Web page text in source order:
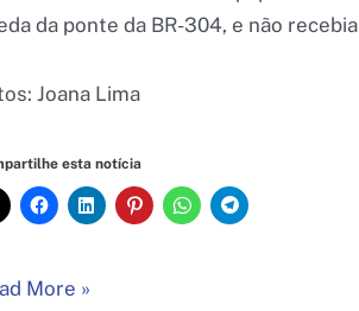
da ponte da BR-304, e não
Joana Lima
esta notícia
More »